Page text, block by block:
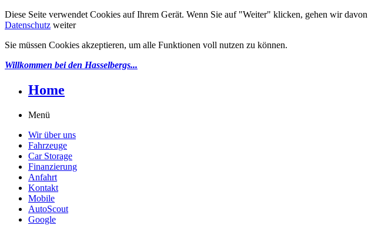
Diese Seite verwendet Cookies auf Ihrem Gerät. Wenn Sie auf "Weiter" klicken, gehen wir
Datenschutz weiter
Sie müssen Cookies akzeptieren, um alle Funktionen voll nutzen zu können.
Willkommen bei den Hasselbergs...
Home
Menü
Wir über uns
Fahrzeuge
Car Storage
Finanzierung
Anfahrt
Kontakt
Mobile
AutoScout
Google